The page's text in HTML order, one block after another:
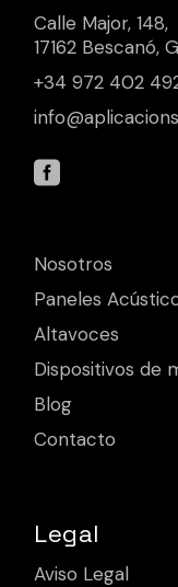
Calle Major, 148,
17162 Bescanó,
+34 972 402
Nosotros
Paneles
Altavoces
Dispositivos de
Blog
Contacto
Legal
Aviso Legal